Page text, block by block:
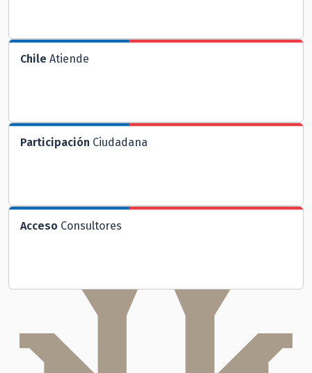
Chile Atiende
Participación Ciudadana
Acceso Consultores